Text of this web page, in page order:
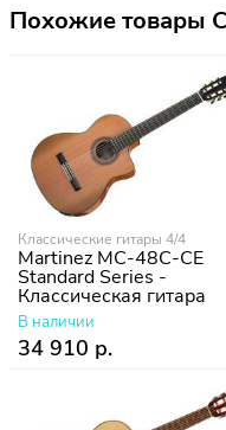
Похожие товары
Классические гитары 4/4
Martinez MC-48C-CE
Standard Series -
Классическая гитара
В наличии
34 910 р.